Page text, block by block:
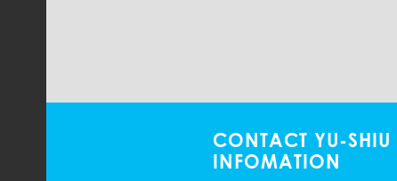
CONTACT YU-SHIU
INFOMATION